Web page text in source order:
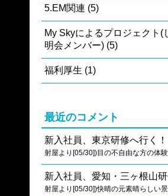
5.EM関連 (5)
My Skyによるプロジェクト(
明会メンバー) (5)
福利厚生 (1)
最近のコメント
新入社員、東京研修へ行く
射屋より[05/30])目の不自由な方の体
新入社員、愛知・三ヶ根山研
射屋より[05/30])快晴の元素晴らしい